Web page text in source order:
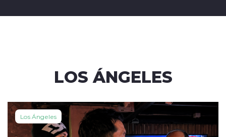
LOS ÁNGELES
Los Ángeles